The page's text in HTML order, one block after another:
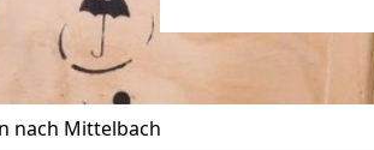
nach Mittelbach